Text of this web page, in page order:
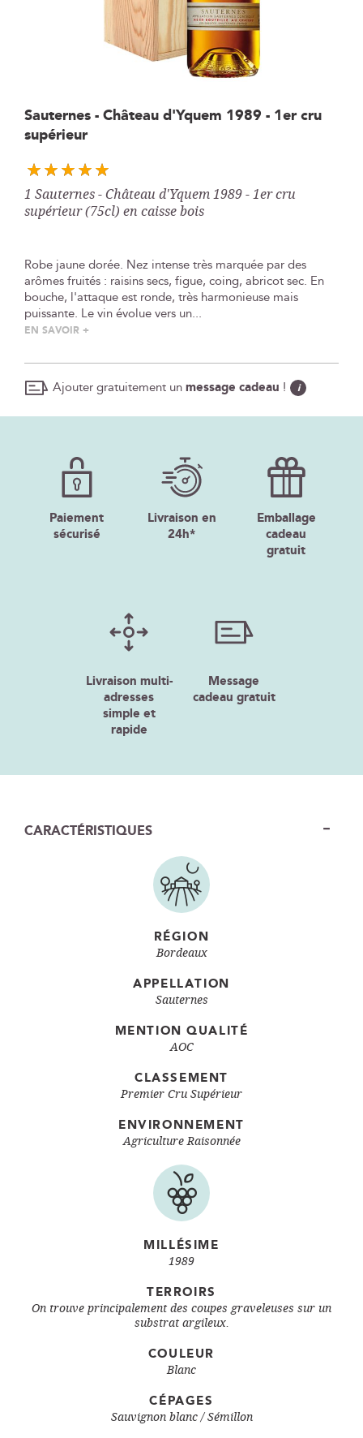
Skip
to
the
beginning
of
the
images
Sauternes - Château d'Yquem 1989 - 1er cru
supérieur
1 Sauternes - Château d'Yquem 1989 - 1er cru
supérieur (75cl) en caisse bois
Robe jaune dorée. Nez intense très marquée par des
arômes fruités : raisins secs, figue, coing, abricot sec. En
bouche, l'attaque est ronde, très harmonieuse mais
puissante. Le vin évolue vers un...
EN SAVOIR +
Ajouter gratuitement unmessage cadeau ! i
Paiement
sécurisé
Livraison en
24h*
Emballage
cadeau
gratuit
Livraison multi-
adresses
simple et
rapide
Message
cadeau gratuit
CARACTÉRISTIQUES
RÉGION
Bordeaux
APPELLATION
Sauternes
MENTION QUALITÉ
AOC
CLASSEMENT
Premier Cru Supérieur
ENVIRONNEMENT
Agriculture Raisonnée
MILLÉSIME
1989
TERROIRS
On trouve principalement des coupes graveleuses sur un
substrat argileux.
COULEUR
Blanc
CÉPAGES
Sauvignon blanc Sémillon